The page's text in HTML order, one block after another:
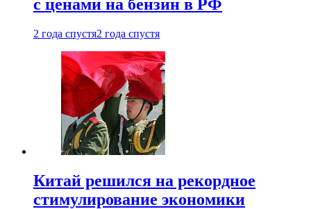
с ценами на бензин в РФ
2 года спустя2 года спустя
Китай решился на рекордное
стимулирование экономики